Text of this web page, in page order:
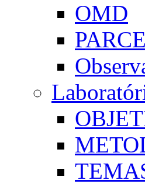
OMD